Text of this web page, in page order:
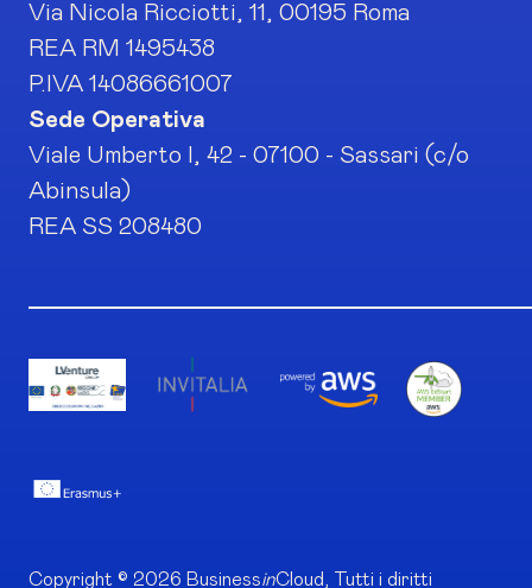
Via Nicola Ricciotti, 11, 00195 Roma
REA RM 1495438
P.IVA 14086661007
Sede Operativa
Viale Umberto I, 42 - 07100 - Sassari (c/o
Abinsula)
REA SS 208480
Copyright © 2026 BusinessinCloud, Tutti i diritti